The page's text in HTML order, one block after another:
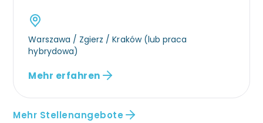
Warszawa / Zgierz / Kraków (lub praca
hybrydowa)
Mehr erfahren
Mehr Stellenangebote